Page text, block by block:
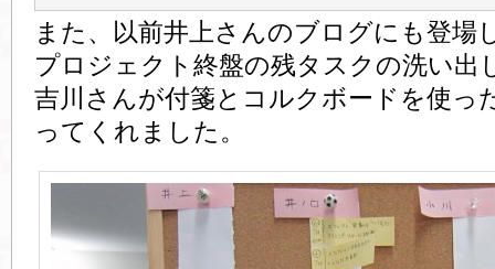
また、以前井上さんのブログにも登場
プロジェクト終盤の残タスクの洗い出
吉川さんが付箋とコルクボードを使っ
ってくれました。